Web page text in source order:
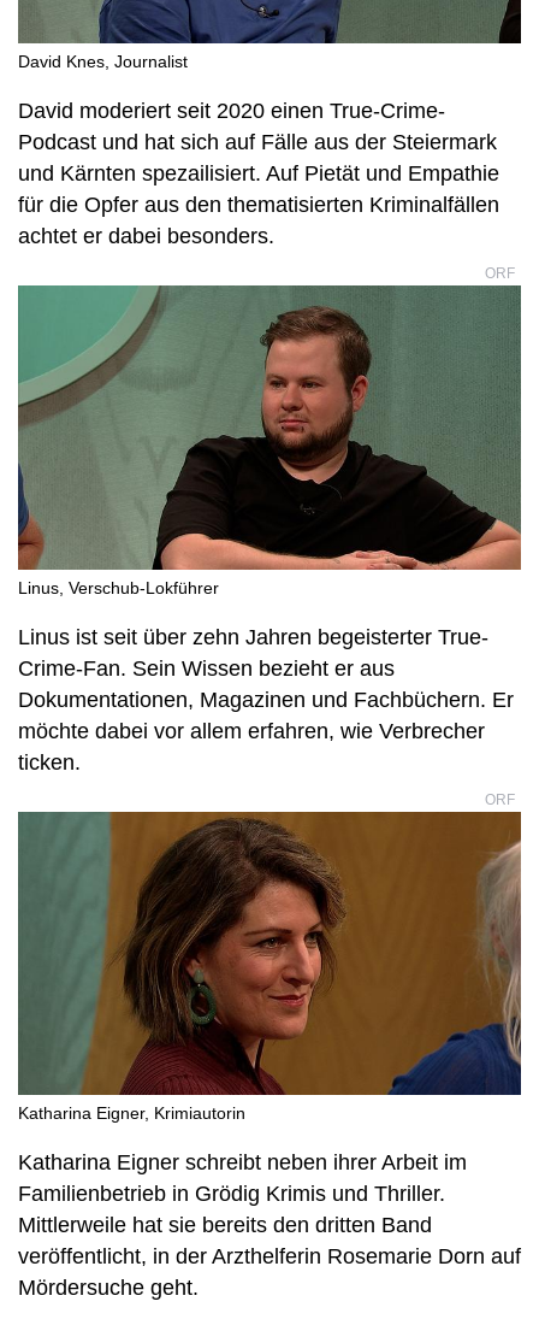
David Knes, Journalist
David moderiert seit 2020 einen True-Crime-
Podcast und hat sich auf Fälle aus der Steiermark
und Kärnten spezailisiert. Auf Pietät und Empathie
für die Opfer aus den thematisierten Kriminalfällen
achtet er dabei besonders.
ORF
Linus, Verschub-Lokführer
Linus ist seit über zehn Jahren begeisterter True-
Crime-Fan. Sein Wissen bezieht er aus
Dokumentationen, Magazinen und Fachbüchern. Er
möchte dabei vor allem erfahren, wie Verbrecher
ticken.
ORF
Katharina Eigner, Krimiautorin
Katharina Eigner schreibt neben ihrer Arbeit im
Familienbetrieb in Grödig Krimis und Thriller.
Mittlerweile hat sie bereits den dritten Band
veröffentlicht, in der Arzthelferin Rosemarie Dorn auf
Mördersuche geht.